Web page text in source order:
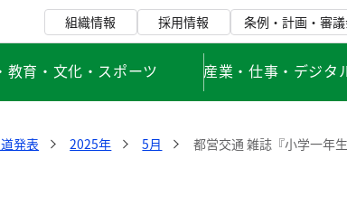
組織情報 採用情報 条例・計画・審
教育・文化・スポーツ 産業・仕事・デジタ
発表 2025年 5月 都営交通 雑誌『小学一年